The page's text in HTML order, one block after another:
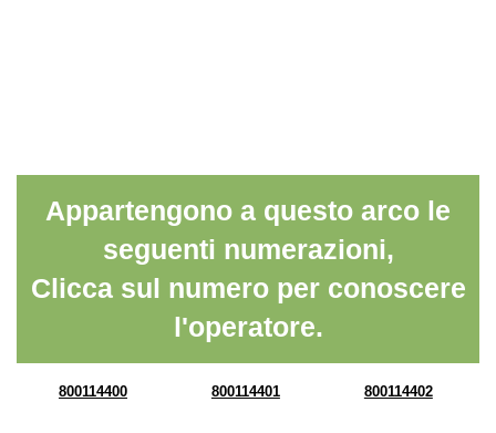
Appartengono a questo arco le
seguenti numerazioni,
Clicca sul numero per conoscere
l'operatore.
800114400 800114401 800114402